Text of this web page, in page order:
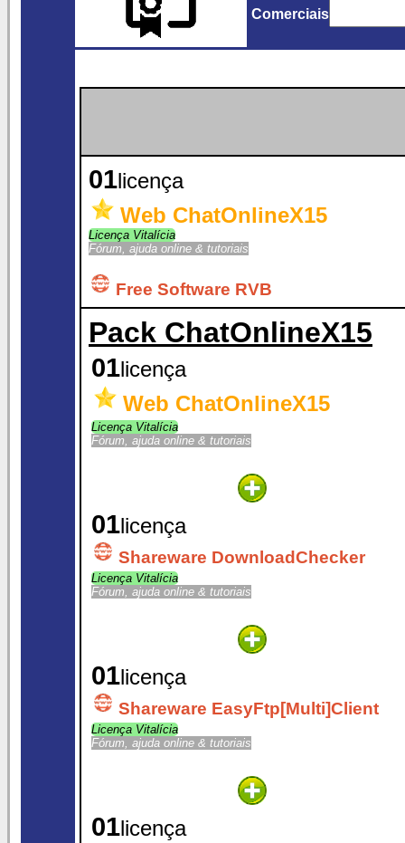
Comerciais
01licença
Web ChatOnlineX15
Licença Vitalícia
Fórum, ajuda online & tutoriais
Free Software RVB
Pack ChatOnlineX15
01licença
Web ChatOnlineX15
Licença Vitalícia
Fórum, ajuda online & tutoriais
01licença
Shareware DownloadChecker
Licença Vitalícia
Fórum, ajuda online & tutoriais
01licença
Shareware EasyFtp[Multi]Client
Licença Vitalícia
Fórum, ajuda online & tutoriais
01licença